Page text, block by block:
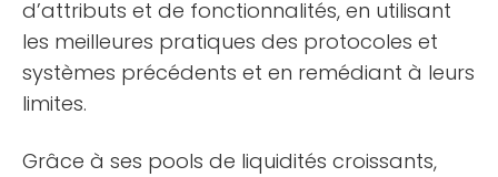
d’attributs et de fonctionnalités, en utilisant
les meilleures pratiques des protocoles et
systèmes précédents et en remédiant à leurs
limites.
Grâce à ses pools de liquidités croissants,